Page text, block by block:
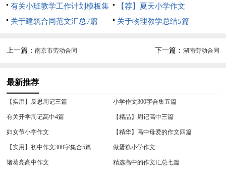
篇
有关小班教学工作计划模板集
合7篇
【荐】夏天小学作文
关于建筑合同范文汇总7篇
关于物理教学总结5篇
上一篇：南京市劳动合同 下一篇： 湖南劳动合同
最新推荐
【实用】反思周记三篇 小学作文300字合集五篇
有关开学周记高中4篇 【精品】周记高中三篇
妇女节小学作文 【精华】高中母爱的作文四篇
【实用】初中作文300字集合5篇 做蛋糕小学作文
诸葛亮高中作文 精选高中的作文汇总七篇